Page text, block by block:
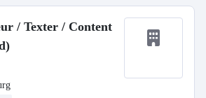
/ Texter / Content